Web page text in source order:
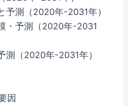
予測（2020年-2031年）
・予測（2020年-2031
測（2020年-2031年）
因